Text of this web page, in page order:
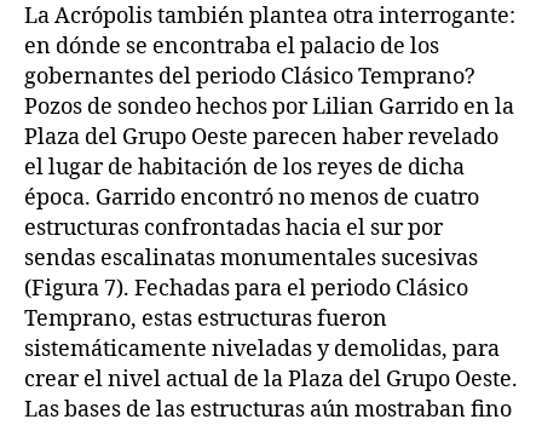
La Acrópolis también plantea otra interrogante:
en dónde se encontraba el palacio de los
gobernantes del periodo Clásico Temprano?
Pozos de sondeo hechos por Lilian Garrido en la
Plaza del Grupo Oeste parecen haber revelado
el lugar de habitación de los reyes de dicha
época. Garrido encontró no menos de cuatro
estructuras confrontadas hacia el sur por
sendas escalinatas monumentales sucesivas
(Figura 7). Fechadas para el periodo Clásico
Temprano, estas estructuras fueron
sistemáticamente niveladas y demolidas, para
crear el nivel actual de la Plaza del Grupo Oeste.
Las bases de las estructuras aún mostraban fino